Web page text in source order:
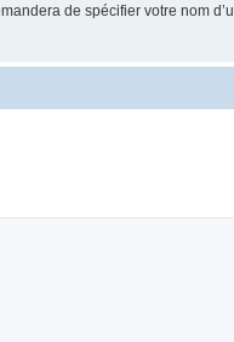
de spécifier votre nom